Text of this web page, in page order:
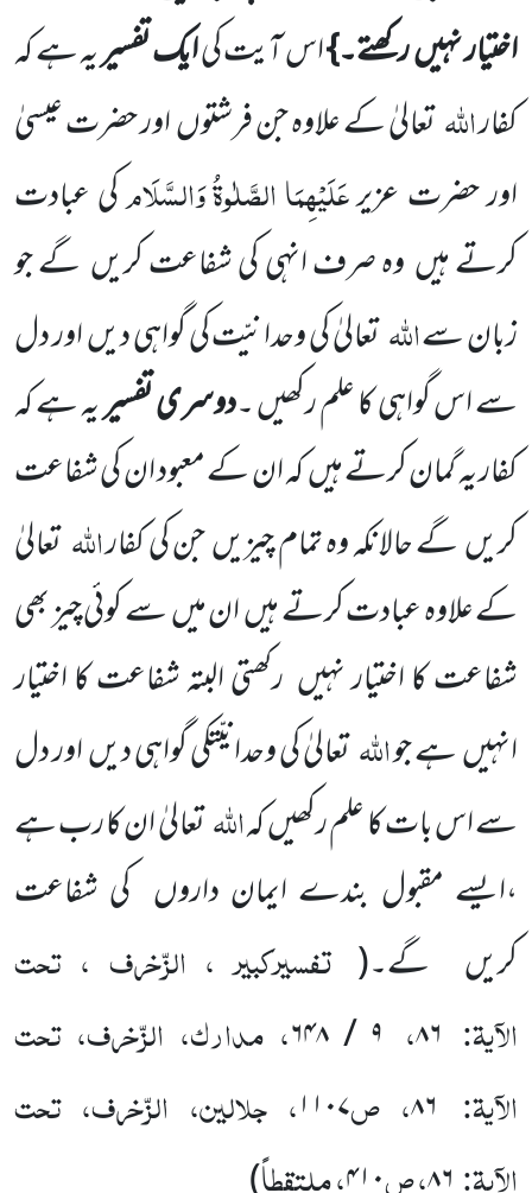
اختیار نہیں رکھتے۔}اس آیت کیایک تفسیریہہے کہ
کفاراللہتعالیٰ کے علاوہ جن فرشتوں اور حضرت عیسیٰ
اور حضرت عزیرعَلَیْہِمَاالصَّلٰوۃُوَالسَّلَامکی عبادت
کرتے ہیں وہ صرف انہی کی شفاعت کریں گے جو
زبان سےاللہتعالیٰ کی وحدانیّت کی گواہی دیں اور دل
سے اس گواہی کا علم رکھیں ۔دوسری تفسیریہ ہے کہ
کفار یہ گمان کرتے ہیں کہ ان کے معبود ان کی شفاعت
کریں گے حالانکہ وہ تمام چیزیں جن کی کفاراللہتعالیٰ
کے علاوہ عبادت کرتے ہیں ان میں سے کوئی چیز بھی
شفاعت کا اختیار نہیں رکھتی البتہ شفاعت کا اختیار
انہیں ہے جواللہتعالیٰ کی وحدانیّتکی گواہی دیں اور دل
سے اس بات کا علم رکھیں کہاللہتعالیٰ ان کا رب ہے
،ایسے مقبول بندے ایمان داروں کی شفاعت
کریں گے۔( تفسیرکبیر ، الزّخرف ، تحت
الآیۃ: ۸۶، ۹ / ۶۴۸، مدارک، الزّخرف، تحت
الآیۃ: ۸۶، ص۱۱۰۷، جلالین، الزّخرف، تحت
الآیۃ: ، ص ، ملتقطاً